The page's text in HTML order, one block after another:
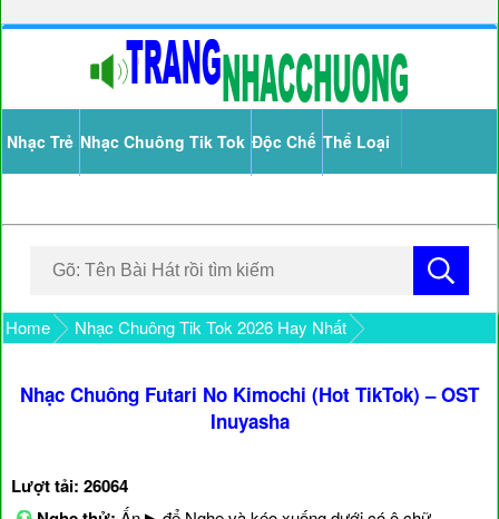
Nhạc Trẻ Nhạc Chuông Tik Tok Độc Chế Thể Loại
Home Nhạc Chuông Tik Tok 2026 Hay Nhất
Nhạc Chuông Futari No Kimochi (Hot TikTok) – OST
Inuyasha
Lượt tải: 26064